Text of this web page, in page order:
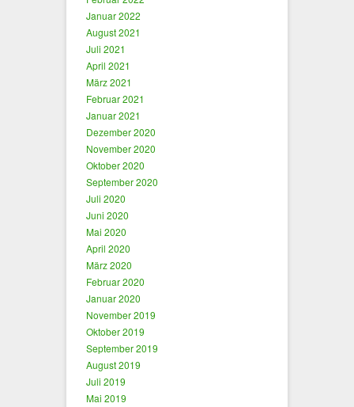
Januar 2022
August 2021
Juli 2021
April 2021
März 2021
Februar 2021
Januar 2021
Dezember 2020
November 2020
Oktober 2020
September 2020
Juli 2020
Juni 2020
Mai 2020
April 2020
März 2020
Februar 2020
Januar 2020
November 2019
Oktober 2019
September 2019
August 2019
Juli 2019
Mai 2019